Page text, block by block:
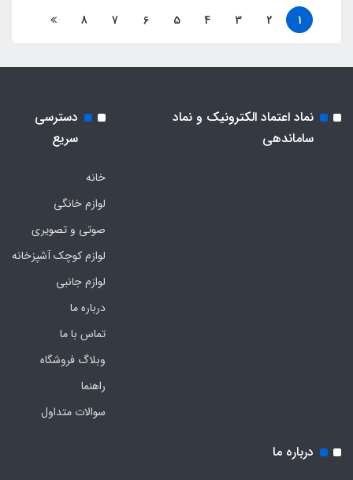
1
2
3
4
5
6
7
8
نماد اعتماد الکترونیک و نماد
ساماندهی
دسترسی
سریع
خانه
لوازم خانگی
صوتی و تصویری
لوازم کوچک آشپزخانه
لوازم جانبی
درباره ما
تماس با ما
وبلاگ فروشگاه
راهنما
سوالات متداول
درباره ما